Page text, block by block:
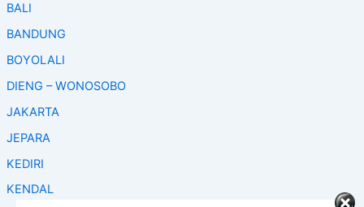
h
f
r
:
BALI
BANDUNG
BOYOLALI
DIENG – WONOSOBO
JAKARTA
JEPARA
KEDIRI
KENDAL